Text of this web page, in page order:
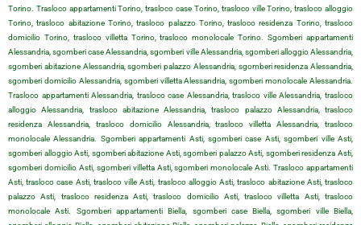
Torino. Trasloco appartamenti Torino, trasloco case Torino, trasloco ville Torino, trasloco alloggio
Torino, trasloco abitazione Torino, trasloco palazzo Torino, trasloco residenza Torino, trasloco
domicilio Torino, trasloco villetta Torino, trasloco monolocale Torino. Sgomberi appartamenti
Alessandria, sgomberi case Alessandria, sgomberi ville Alessandria, sgomberi alloggio Alessandria,
sgomberi abitazione Alessandria, sgomberi palazzo Alessandria, sgomberi residenza Alessandria,
sgomberi domicilio Alessandria, sgomberi villetta Alessandria, sgomberi monolocale Alessandria.
Trasloco appartamenti Alessandria, trasloco case Alessandria, trasloco ville Alessandria, trasloco
alloggio Alessandria, trasloco abitazione Alessandria, trasloco palazzo Alessandria, trasloco
residenza Alessandria, trasloco domicilio Alessandria, trasloco villetta Alessandria, trasloco
monolocale Alessandria. Sgomberi appartamenti Asti, sgomberi case Asti, sgomberi ville Asti,
sgomberi alloggio Asti, sgomberi abitazione Asti, sgomberi palazzo Asti, sgomberi residenza Asti,
sgomberi domicilio Asti, sgomberi villetta Asti, sgomberi monolocale Asti. Trasloco appartamenti
Asti, trasloco case Asti, trasloco ville Asti, trasloco alloggio Asti, trasloco abitazione Asti, trasloco
palazzo Asti, trasloco residenza Asti, trasloco domicilio Asti, trasloco villetta Asti, trasloco
monolocale Asti. Sgomberi appartamenti Biella, sgomberi case Biella, sgomberi ville Biella,